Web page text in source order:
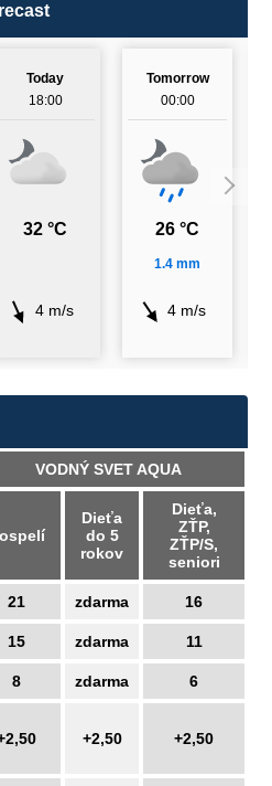
Today
18:00
32 °C
4 m/s
Tomorrow
00:00
26 °C
1.4 mm
4 m/s
VODNÝ SVET AQUA
Dieťa
do 5
rokov
Dieťa,
ZŤP,
ZŤP/S,
seniori
21 zdarma 16
15 zdarma 11
8 zdarma 6
+2,50 +2,50